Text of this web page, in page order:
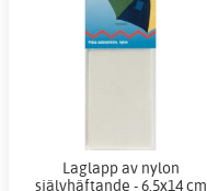
Laglapp av nylon
självhäftande - 6.5x14 cm